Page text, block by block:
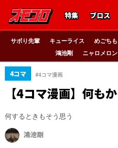
特集 ブロス
サボり先輩 キューライス めごちも
鴻池剛
ニャロメロン
4コマ #4コマ漫画
【4コマ漫画】何も
何するときもそう思う
鴻池剛